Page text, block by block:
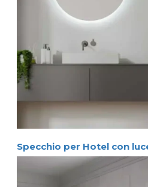
Specchio per Hotel con